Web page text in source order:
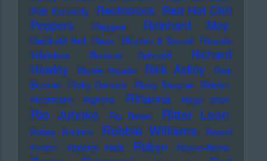
Reb Kennedy Rechtsrock Red Hot Chili
Peppers
Reggae Reinhard Mey
Reinhold Heil Rezo Rhythm & Sound Ricardo
Villalobos
Richard Ashcroft
Richard
Hawley
Richie Hawtin Rick Astley
Rick
Buckler
Ricky Gervais Ricky Shayne Riddim
Riechmann Righeira Rihanna Ringo Starr
Rio Juhnke Rio Reiser Ritter Lean
Robag Wruhme Robbie Williams
Robert
Forster
Roberta Flack Robyn Rock-o-Rama